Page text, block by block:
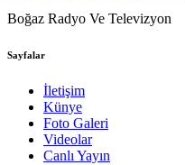
Boğaz Radyo Ve Televizyon
Sayfalar
İletişim
Künye
Foto Galeri
Videolar
Canlı Yayın